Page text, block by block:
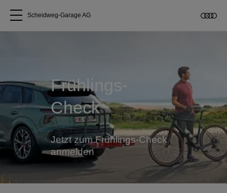
Audi kaufen
Service & Reparatur
Audi Original Zubehör
Scheidweg-Garage AG
Frühlings-
Check
Jetzt zum Frühlings-Check
anmelden